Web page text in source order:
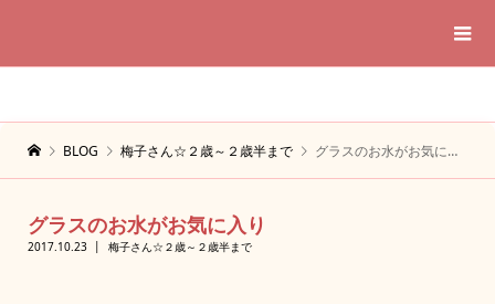
BLOG 梅子さん☆２歳～２歳半まで グラスのお水がお気に入り
グラスのお水がお気に入り
2017.10.23 梅子さん☆２歳～２歳半まで